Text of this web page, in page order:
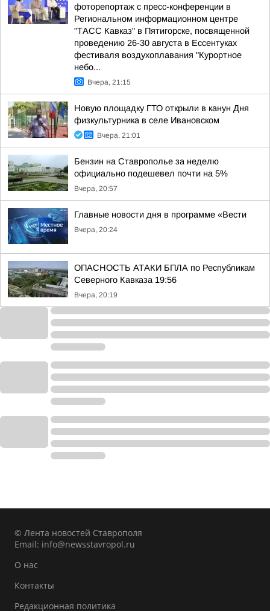
фоторепортаж с пресс-конференции в
Региональном информационном центре
"ТАСС Кавказ" в Пятигорске, посвященной
проведению 26-30 августа в Ессентуках
фестиваля воздухоплавания "Курортное
небо...
Вчера, 21:15
Новую площадку ГТО открыли в канун Дня
физкультурника в селе Ивановском
Вчера, 21:01
Бензин на Ставрополье за неделю
официально подешевел почти на 5%
Вчера, 20:57
Главные новости дня в программе «Вести
Вчера, 20:24
ОПАСНОСТЬ АТАКИ БПЛА по Республикам
Северного Кавказа 19:56
Вчера, 20:19
© Лента новостей Ставрополя
Email: info@newsstavropol.ru
О нас
Контакты
Редакционная политика